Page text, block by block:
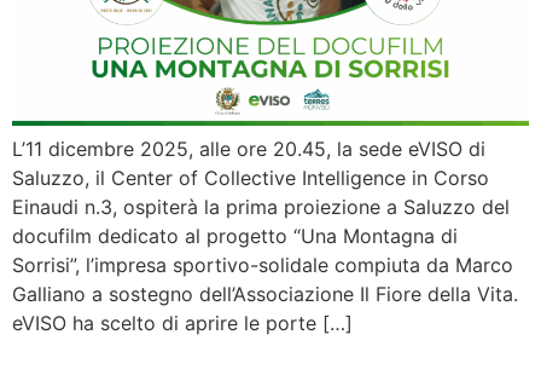
L’11 dicembre 2025, alle ore 20.45, la sede eVISO di
Saluzzo, il Center of Collective Intelligence in Corso
Einaudi n.3, ospiterà la prima proiezione a Saluzzo del
docufilm dedicato al progetto “Una Montagna di
Sorrisi”, l’impresa sportivo-solidale compiuta da Marco
Galliano a sostegno dell’Associazione Il Fiore della Vita.
eVISO ha scelto di aprire le porte […]